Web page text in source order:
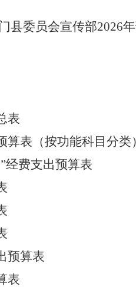
县委员会宣传部2026年
表
算表 （按功能科目分类）
”经费支出预算表
预算表
表